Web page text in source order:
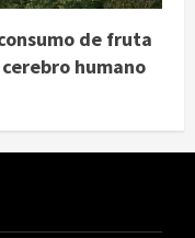
de fruta
humano